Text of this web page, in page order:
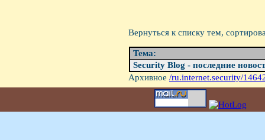
Вернуться к списку тем,
Тема:
Security Blog - последние
Архивное /ru.internet.security/